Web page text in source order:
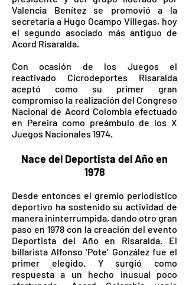
Valencia Benítez se promovió a la
secretaría a Hugo Ocampo Villegas, hoy
el segundo asociado más antiguo de
Acord Risaralda.
Con ocasión de los Juegos el
reactivado Cicrodeportes Risaralda
aceptó como su primer gran
compromiso la realización del Congreso
Nacional de Acord Colombia efectuado
en Pereira como preámbulo de los X
Juegos Nacionales 1974.
Nace del Deportista del Año en
1978
Desde entonces el gremio periodístico
deportivo ha sostenido su actividad de
manera ininterrumpida, dando otro gran
paso en 1978 con la creación del evento
Deportista del Año en Risaralda. El
billarista Alfonso ‘Pote’ González fue el
primer elegido. Y surgió como
respuesta a un hecho inusual poco